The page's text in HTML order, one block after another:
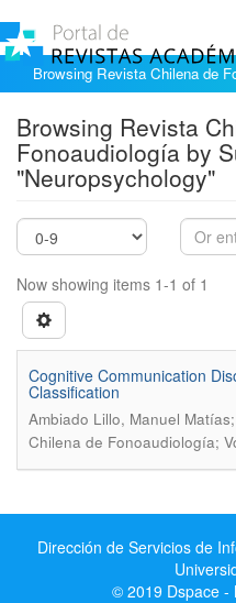
Browsing Revista Chilena de
Browsing Revista
Fonoaudiología by
"Neuropsychology"
Now showing items 1-1 of 1
Cognitive Communication
Classification
Ambiado Lillo, Manuel
Chilena de Fonoaudiología;
Dirección de Servicios de
© 2019 Dspace -